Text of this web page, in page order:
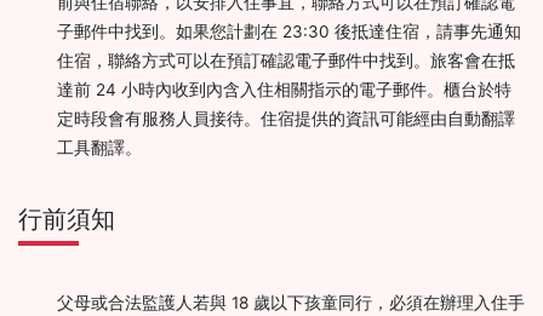
子郵件中找到。如果您計劃在 23:30 後抵達住宿，請事先通知
住宿，聯絡方式可以在預訂確認電子郵件中找到。旅客會在抵
達前 24 小時內收到內含入住相關指示的電子郵件。櫃台於特
定時段會有服務人員接待。住宿提供的資訊可能經由自動翻譯
工具翻譯。
行前須知
父母或合法監護人若與 18 歲以下孩童同行，必須在辦理入住手